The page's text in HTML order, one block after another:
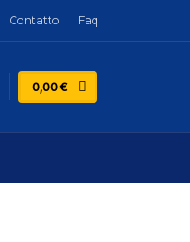
Contatto Faq
0,00€